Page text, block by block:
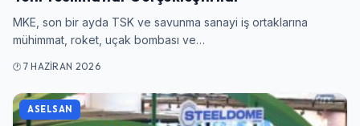
MKE, son bir ayda TSK ve savunma sanayi iş ortaklarına
mühimmat, roket, uçak bombası ve…
7 HAZIRAN 2026
ASELSAN